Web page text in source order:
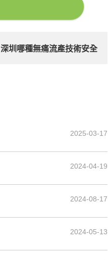
深圳哪種無痛流產技術安全
2025-03-17
2024-04-19
2024-08-17
2024-05-13